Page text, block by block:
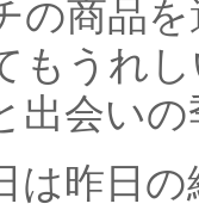
の商品
もうれ
出会い
は昨日